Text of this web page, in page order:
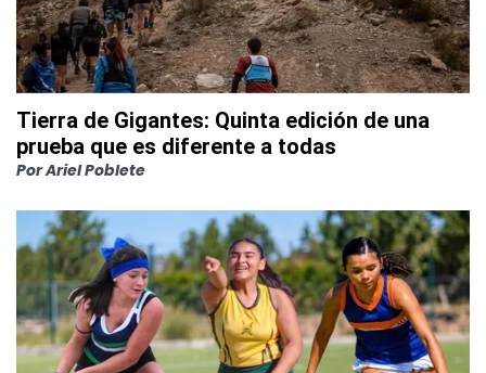
Tierra de Gigantes: Quinta edición de una
prueba que es diferente a todas
PorAriel Poblete